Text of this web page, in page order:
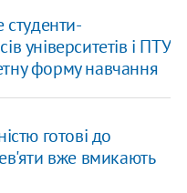
студенти-
університетів і ПТУ
форму навчання
готові до
вже вмикають